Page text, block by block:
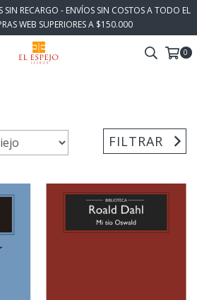
RECARGO - ENVÍOS SIN COSTOS A TODO EL
WEB SUPERIORES A $150.000
0
FILTRAR